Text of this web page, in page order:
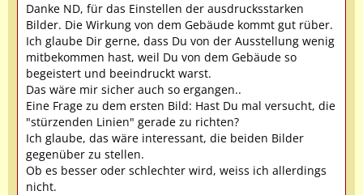
Danke ND, für das Einstellen der ausdrucksstarken
Bilder. Die Wirkung von dem Gebäude kommt gut rüber.
Ich glaube Dir gerne, dass Du von der Ausstellung wenig
mitbekommen hast, weil Du von dem Gebäude so
begeistert und beeindruckt warst.
Das wäre mir sicher auch so ergangen..
Eine Frage zu dem ersten Bild: Hast Du mal versucht, die
"stürzenden Linien" gerade zu richten?
Ich glaube, das wäre interessant, die beiden Bilder
gegenüber zu stellen.
Ob es besser oder schlechter wird, weiss ich allerdings
nicht.